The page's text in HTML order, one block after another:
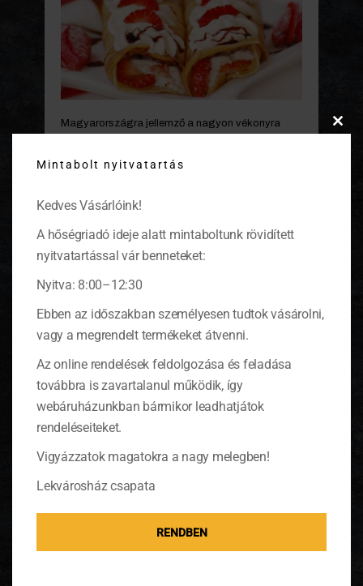
Magyarországra jellemző a nagyon vékonyra
Ízlés szerint kevéske sütőport vagy élesztőt
helyett. Tölteléke változatos: cukros kakaópor,
darált hússal, gombával, zöldségekkel tölthetjük.
Híres magyar specialitás a hortobágyi húsos
* Dél-Németország (Pfannkuchen)
* Észak-Németország (Eierkuchen)
Az oroszok palacsintája ablini, amit élesztős-
búzakorpás vagy hajdina tésztából készítenek.
Mintabolt nyitvatartás
Kedves Vásárlóink!
A hőségriadó ideje alatt mintaboltunk rövidített
nyitvatartással vár benneteket:
Nyitva: 8:00–12:30
Ebben az időszakban személyesen tudtok vásárolni,
vagy a megrendelt termékeket átvenni.
Az online rendelések feldolgozása és feladása
továbbra is zavartalanul működik, így
webáruházunkban bármikor leadhatjátok
rendeléseiteket.
Vigyázzatok magatokra a nagy melegben!
Lekvárosház csapata
RENDBEN